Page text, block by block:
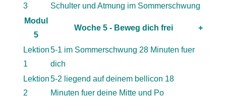
3
Schulter und Atmung im Sommerschwung
Modul
5
Woche 5 - Beweg dich frei +
Lektion
1
5-1 im Sommerschwung 28 Minuten fuer
dich
Lektion
2
5-2 liegend auf deinem bellicon 18
Minuten fuer deine Mitte und Po